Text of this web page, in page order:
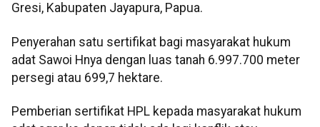
Gresi, Kabupaten Jayapura, Papua.
Penyerahan satu sertifikat bagi masyarakat hukum
adat Sawoi Hnya dengan luas tanah 6.997.700 meter
persegi atau 699,7 hektare.
Pemberian sertifikat HPL kepada masyarakat hukum